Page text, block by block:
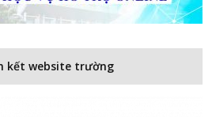
kết website trường